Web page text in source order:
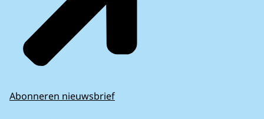
Abonneren nieuwsbrief